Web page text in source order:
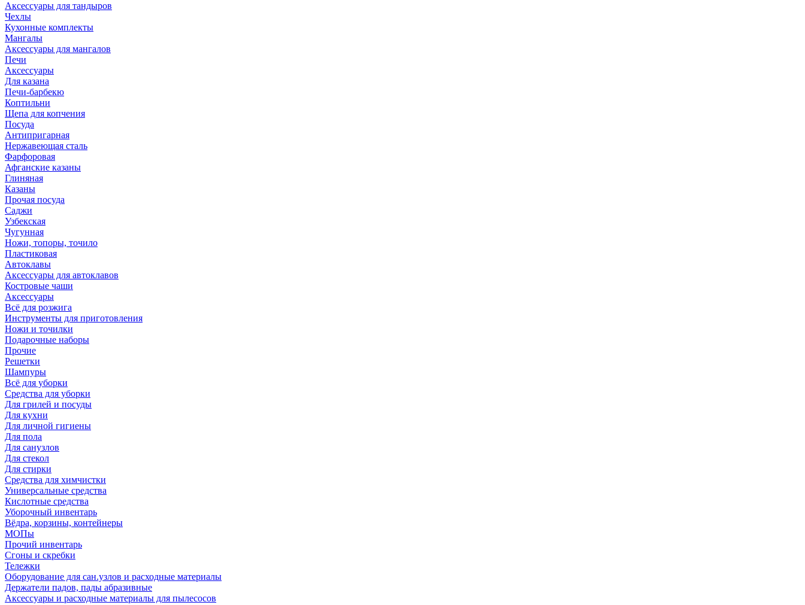
Аксессуары для тандыров
Чехлы
Кухонные комплекты
Мангалы
Аксессуары для мангалов
Печи
Аксессуары
Для казана
Печи-барбекю
Коптильни
Щепа для копчения
Посуда
Антипригарная
Нержавеющая сталь
Фарфоровая
Афганские казаны
Глиняная
Казаны
Прочая посуда
Саджи
Узбекская
Чугунная
Ножи, топоры, точило
Пластиковая
Автоклавы
Аксессуары для автоклавов
Костровые чаши
Аксессуары
Всё для розжига
Инструменты для приготовления
Ножи и точилки
Подарочные наборы
Прочие
Решетки
Шампуры
Всё для уборки
Средства для уборки
Для грилей и посуды
Для кухни
Для личной гигиены
Для пола
Для санузлов
Для стекол
Для стирки
Средства для химчистки
Универсальные средства
Кислотные средства
Уборочный инвентарь
Вёдра, корзины, контейнеры
МОПы
Прочий инвентарь
Сгоны и скребки
Тележки
Оборудование для сан.узлов и расходные материалы
Держатели падов, пады абразивные
Аксессуары и расходные материалы для пылесосов